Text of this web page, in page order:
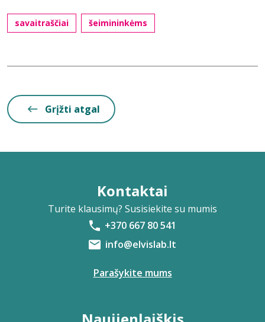
savaitraščiai šeimininkėms
Grįžti atgal
Kontaktai
Turite klausimų? Susisiekite su mumis
+370 667 80 541
info@elvislab.lt
Parašykite mums